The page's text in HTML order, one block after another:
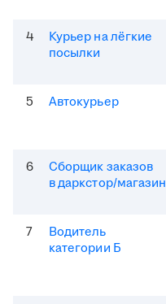
4
Курьер на лёгкие
посылки
5 Автокурьер
6
Сборщик заказов
в даркстор/магазин
7
Водитель
категории Б